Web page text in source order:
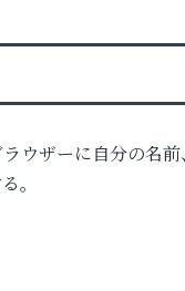
ウザーに自分の名前
。